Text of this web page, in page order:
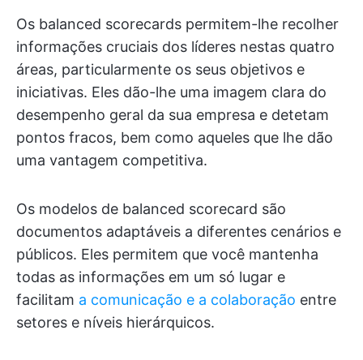
Os balanced scorecards permitem-lhe recolher
informações cruciais dos líderes nestas quatro
áreas, particularmente os seus objetivos e
iniciativas. Eles dão-lhe uma imagem clara do
desempenho geral da sua empresa e detetam
pontos fracos, bem como aqueles que lhe dão
uma vantagem competitiva.
Os modelos de balanced scorecard são
documentos adaptáveis a diferentes cenários e
públicos. Eles permitem que você mantenha
todas as informações em um só lugar e
facilitam a comunicação e a colaboração entre
setores e níveis hierárquicos.